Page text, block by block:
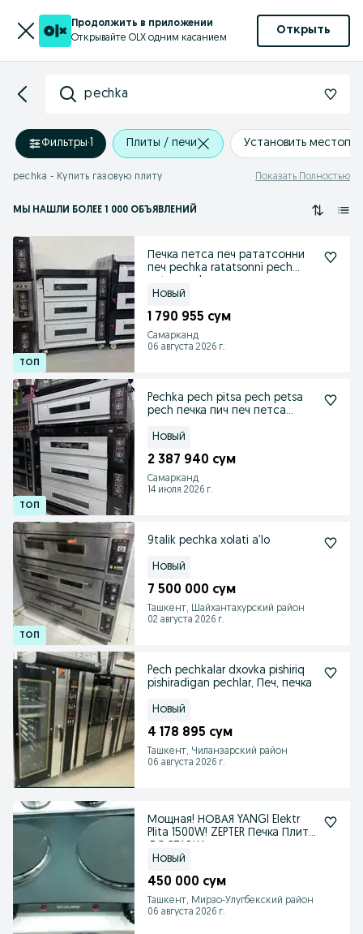
Продолжить в приложении
Открывайте OLX одним касанием
Открыть
pechka
Фильтры·1 Плиты / печи Установить
pechka - Купить газовую плиту Показать Полностью
МЫ НАШЛИ БОЛЕЕ 1 000 ОБЪЯВЛЕНИЙ
Печка петса печ рататсонни
печ pechka ratatsonni pech
Новый
1 790 955 сум
Самарканд
06 августа 2026 г.
Pechka pech pitsa pech petsa
pech печка пич печ петса
Новый
2 387 940 сум
Самарканд
14 июля 2026 г.
9talik pechka xolati a’lo
Новый
7 500 000 сум
Ташкент, Шайхантахурский район
02 августа 2026 г.
Pech pechkalar dxovka pishiriq
pishiradigan pechlar, Печ, печка
Новый
4 178 895 сум
Ташкент, Чиланзарский район
06 августа 2026 г.
Мощная! НОВАЯ YANGI Elektr
Plita 1500W! ZEPTER Печка Плита
Новый
450 000 сум
Ташкент, Мирзо-Улугбекский район
06 августа 2026 г.